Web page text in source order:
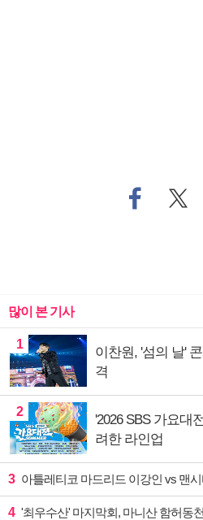
많이 본 기사
1
이찬원, '섬의 날'
격
2
'2026 SBS 가요대
려한 라인업
3 아틀레티코 마드리드 이강인 vs 맨시
4 '최우수산' 마지막회, 마니산 함허동